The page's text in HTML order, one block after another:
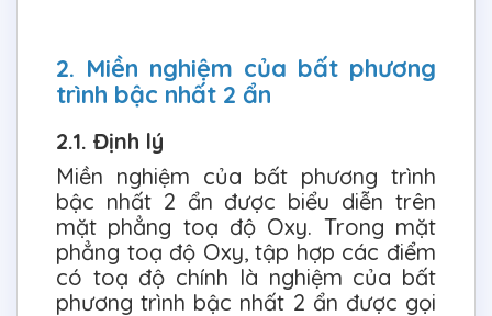
2. Miền nghiệm của bất phương
trình bậc nhất 2 ẩn
2.1. Định lý
Miền nghiệm của bất phương trình
bậc nhất 2 ẩn được biểu diễn trên
mặt phẳng toạ độ Oxy. Trong mặt
phẳng toạ độ Oxy, tập hợp các điểm
có toạ độ chính là nghiệm của bất
phương trình bậc nhất 2 ẩn được gọi